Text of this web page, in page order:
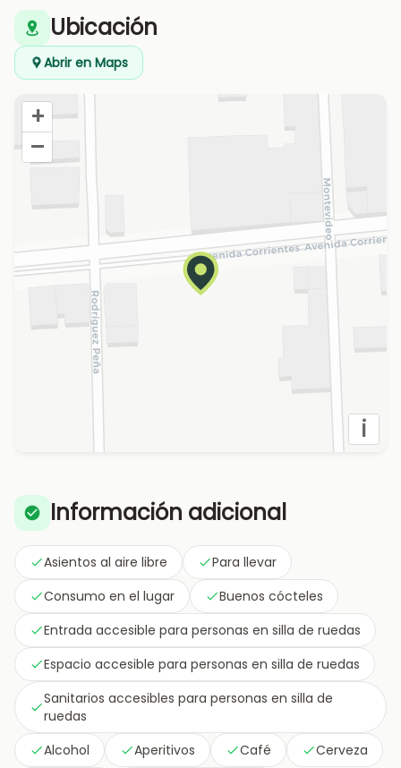
Ubicación
Abrir en Maps
+
–
i
Información adicional
Asientos al aire libre
Para llevar
Consumo en el lugar
Buenos cócteles
Entrada accesible para personas en silla de ruedas
Espacio accesible para personas en silla de ruedas
Sanitarios accesibles para personas en silla de
ruedas
Alcohol
Aperitivos Café
Cerveza